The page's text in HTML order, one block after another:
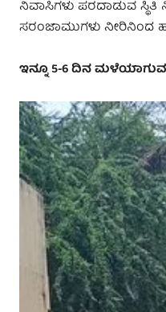
ನಿವಾಸಿಗಳು ಪರದಾಡುವ ಸ್ಥಿತಿ
ಸರಂಜಾಮುಗಳು ನೀರಿನಿಂದ
ಇನ್ನೂ 5-6 ದಿನ